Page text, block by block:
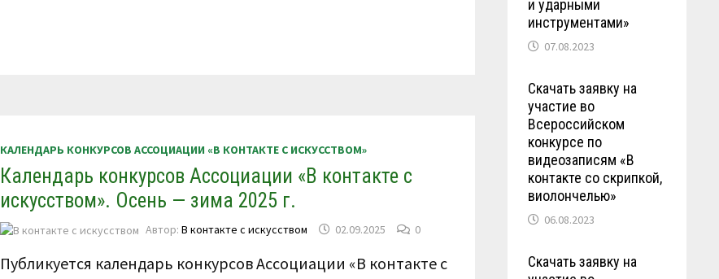
КАЛЕНДАРЬ КОНКУРСОВ АССОЦИАЦИИ «В КОНТАКТЕ С ИСКУССТВОМ»
Календарь конкурсов Ассоциации «В контакте с
искусством». Осень — зима 2025 г.
Автор: В контакте с искусством 02.09.2025 0
Публикуется календарь конкурсов Ассоциации «В контакте с
и ударными
инструментами»
07.08.2023
Скачать заявку на
участие во
Всероссийском
конкурсе по
видеозаписям «В
контакте со скрипкой,
виолончелью»
06.08.2023
Скачать заявку на